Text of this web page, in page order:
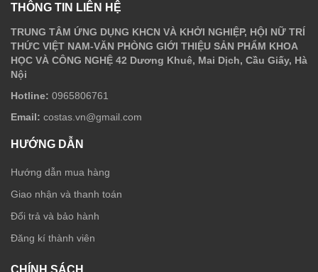
THÔNG TIN LIÊN HỆ
TRUNG TÂM ỨNG DỤNG KHCN VÀ KHỞI NGHIỆP, HỘI NỮ TRÍ
THỨC VIỆT NAM-VĂN PHÒNG GIỚI THIỆU SẢN PHẨM KHOA
HỌC VÀ CÔNG NGHỆ 42 Dương Khuê, Mai Dịch, Cầu Giấy, Hà
Nội
Hotline: 0965806761
Email: costas.vn@gmail.com
HƯỚNG DẪN
Hướng dẫn mua hàng
Giao nhận và thanh toán
Đổi trả và bảo hành
Đăng kí thành viên
CHÍNH SÁCH